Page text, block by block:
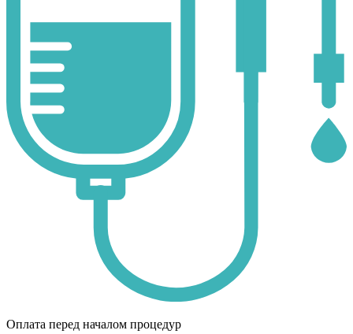
Оплата перед началом процедур